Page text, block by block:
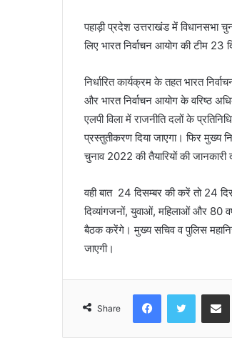
पहाड़ी प्रदेश उत्तराखंड में विधानसभा
लिए भारत निर्वाचन आयोग की टीम 23
निर्धारित कार्यक्रम के तहत भारत
और भारत निर्वाचन आयोग के वरिष्ठ
एलपी विला में राजनीति दलों के
प्रस्तुतीकरण दिया जाएगा। फिर मुख्य
चुनाव 2022 की तैयारियों की जानकारी
वही बात 24 दिसम्बर की करें तो 24
दिव्यांगजनों, युवाओं, महिलाओं और 80
बैठक करेंगे। मुख्य सचिव व पुलिस
जाएगी।
Share